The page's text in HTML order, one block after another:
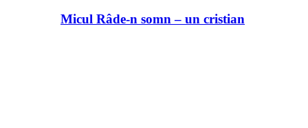
Micul Râde-n somn – un cristian